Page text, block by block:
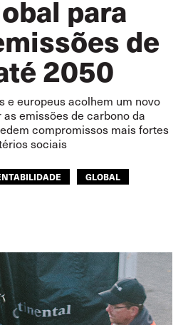
para
de
2050
e europeus acolhem um novo
emissões de carbono da
compromissos mais fortes
sociais
GLOBAL